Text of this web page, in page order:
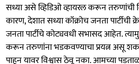
सध्या असे व्हिडिओ व्हायरल करून तरुणांची
कारण, देशात सध्या कॉक्रोच जनता
जनता पार्टीचे कोट्यवधी सभासद आहेत.
करून तरुणांना भडकवण्याचा प्रयत्न असू
पाहून यावर विश्वास ठेवू नका. आमच्या